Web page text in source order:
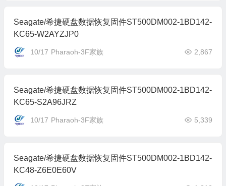
Seagate/希捷硬盘数据恢复固件ST500DM002-1BD142-
KC65-W2AYZJP0
10/17 Pharaoh-3F家族 2,867
Seagate/希捷硬盘数据恢复固件ST500DM002-1BD142-
KC65-S2A96JRZ
10/17 Pharaoh-3F家族 5,339
Seagate/希捷硬盘数据恢复固件ST500DM002-1BD142-
KC48-Z6E0E60V